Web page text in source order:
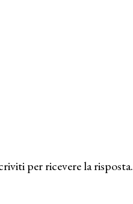
per ricevere la risposta.